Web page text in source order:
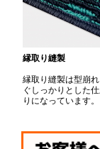
縁取り縫製
縁取り縫製は型崩
ぐしっかりとした
りになっています。